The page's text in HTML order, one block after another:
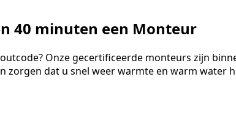
40 minuten een Monteur
Onze gecertificeerde monteurs zijn
zorgen dat u snel weer warmte en warm water